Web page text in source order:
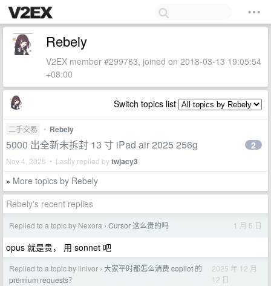
Rebely
V2EX member #299763, joined on 2018-03-13 19:05:54
+08:00
Switch topics list
二手交易 • Rebely
5000 出全新未拆封 13 寸 iPad air 2025 256g
Nov 4, 2025 • Lastly replied bytwjacy3
2
» More topics by Rebely
Rebely's recent replies
Replied to a topic by Nexora › Cursor 这么贵的吗 1 月 5 日
opus 就是贵， 用 sonnet 吧
Replied to a topic by linivor › 大家平时都怎么消费 copilot 的
premium requests？
2025 年 12 月
12 日